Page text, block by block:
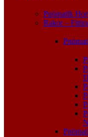
Pnömatik
Rakor –